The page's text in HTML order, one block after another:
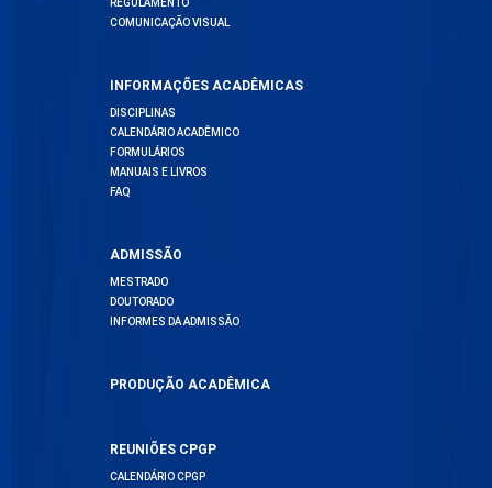
REGULAMENTO
COMUNICAÇÃO VISUAL
INFORMAÇÕES ACADÊMICAS
DISCIPLINAS
CALENDÁRIO ACADÊMICO
FORMULÁRIOS
MANUAIS E LIVROS
FAQ
ADMISSÃO
MESTRADO
DOUTORADO
INFORMES DA ADMISSÃO
PRODUÇÃO ACADÊMICA
REUNIÕES CPGP
CALENDÁRIO CPGP